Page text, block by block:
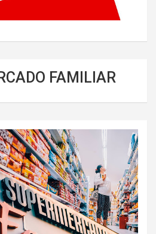
FAMILIAR